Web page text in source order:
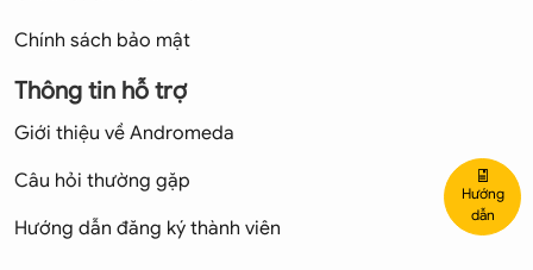
Chính sách bảo mật
Thông tin hỗ trợ
Giới thiệu về Andromeda
Câu hỏi thường gặp
Hướng dẫn đăng ký thành viên
Hướng
dẫn